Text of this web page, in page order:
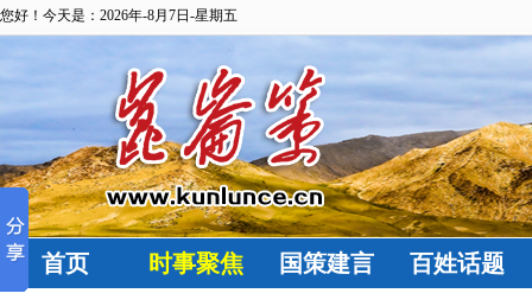
您好！今天是：2026年-8月7日-星期五
首页 时事聚焦 国策建言 百姓话题